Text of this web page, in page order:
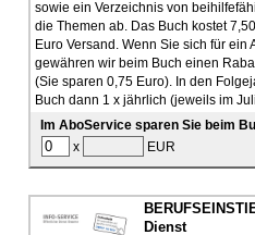
sowie ein Verzeichnis von
die Themen ab. Das Buch kostet
Euro Versand. Wenn Sie sich für ein
gewähren wir beim Buch einen
(Sie sparen 0,75 Euro). In den
Buch dann 1 x jährlich (jeweils im
Im AboService sparen Sie beim
x
EUR
Dienst